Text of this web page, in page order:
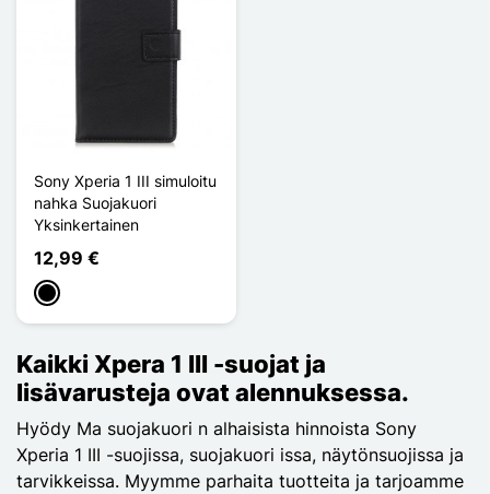
Sony Xperia 1 III simuloitu
nahka Suojakuori
Yksinkertainen
12,99 €
Musta
Kaikki Xpera 1 III -suojat ja
lisävarusteja ovat alennuksessa.
Hyödy Ma suojakuori n alhaisista hinnoista Sony
Xperia 1 III -suojissa, suojakuori issa, näytönsuojissa ja
tarvikkeissa. Myymme parhaita tuotteita ja tarjoamme